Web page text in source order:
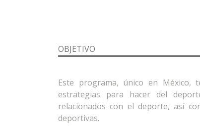
OBJETIVO
Este programa, único en México,
estrategias para hacer del
relacionados con el deporte, así